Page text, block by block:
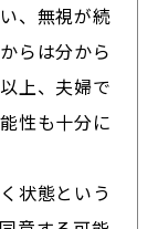
、無視が続
らは分から
上、夫婦で
性も十分に
状態という